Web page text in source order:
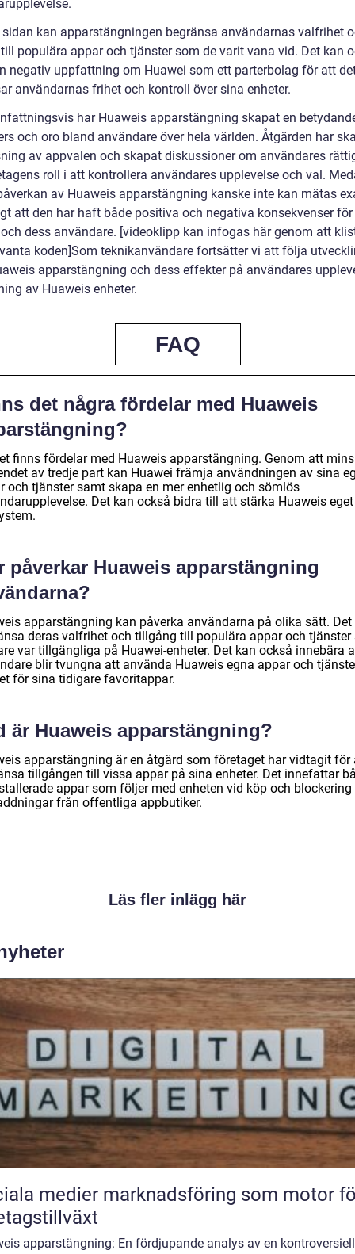
sidan kan apparstängningen begränsa användarnas valfrihet
populära appar och tjänster som de varit vana vid. Det kan
negativ uppfattning om Huawei som ett parterbolag för att
användarnas frihet och kontroll över sina enheter.
har Huaweis apparstängning skapat en
och oro bland användare över hela världen. Åtgärden har
av appvalen och skapat diskussioner om användares
roll i att kontrollera användares upplevelse och val.
av Huaweis apparstängning kanske inte kan mätas
att den har haft både positiva och negativa konsekvenser för
dess användare. [videoklipp kan infogas här genom att
koden]Som teknikanvändare fortsätter vi att följa
apparstängning och dess effekter på användares
av Huaweis enheter.
FAQ
det några fördelar med Huaweis
finns fördelar med Huaweis apparstängning. Genom att
av tredje part kan Huawei främja användningen av sina
och tjänster samt skapa en mer enhetlig och sömlös
Det kan också bidra till att stärka Huaweis eget
påverkar Huaweis apparstängning
apparstängning kan påverka användarna på olika sätt. Det
deras valfrihet och tillgång till populära appar och tjänster
var tillgängliga på Huawei-enheter. Det kan också innebära
blir tvungna att använda Huaweis egna appar och
för sina tidigare favoritappar.
är Huaweis apparstängning?
apparstängning är en åtgärd som företaget har vidtagit för
tillgången till vissa appar på sina enheter. Det innefattar
appar som följer med enheten vid köp och blockering
från offentliga appbutiker.
Läs fler inlägg här
medier marknadsföring som motor
apparstängning: En fördjupande analys av en kontroversiell